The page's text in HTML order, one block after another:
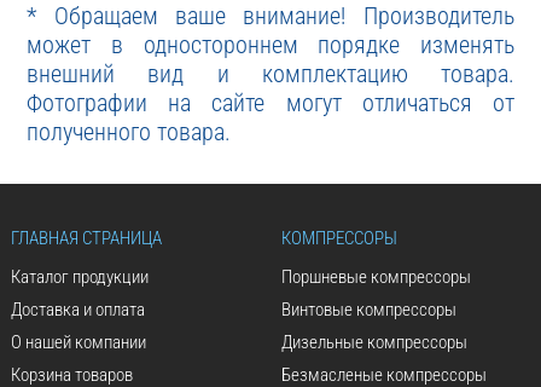
* Обращаем ваше внимание! Производитель
может в одностороннем порядке изменять
внешний вид и комплектацию товара.
Фотографии на сайте могут отличаться от
полученного товара.
ГЛАВНАЯ СТРАНИЦА
Каталог продукции
Доставка и оплата
О нашей компании
Корзина товаров
КОМПРЕССОРЫ
Поршневые компрессоры
Винтовые компрессоры
Дизельные компрессоры
Безмасленые компрессоры